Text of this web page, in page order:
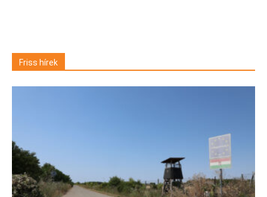
Friss hírek